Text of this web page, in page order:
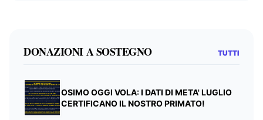
DONAZIONI A SOSTEGNO TUTTI
OSIMO OGGI VOLA: I DATI DI META' LUGLIO
CERTIFICANO IL NOSTRO PRIMATO!